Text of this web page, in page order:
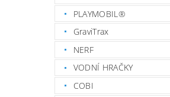
PLAYMOBIL®
GraviTrax
NERF
VODNÍ HRAČKY
COBI